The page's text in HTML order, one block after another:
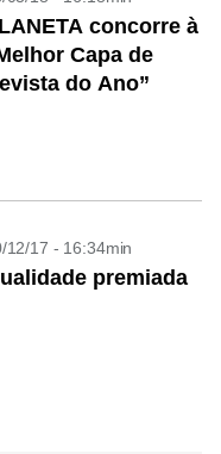
concorre à
Capa de
do Ano”
12/17 - 16:34min
premiada